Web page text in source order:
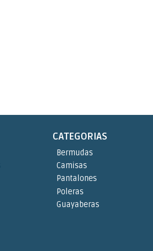
CATEGORIAS
Bermudas
Camisas
Pantalones
Poleras
Guayaberas